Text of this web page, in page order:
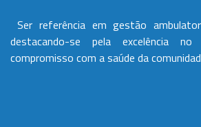
Ser referência em gestão
destacando-se pela excelência
compromisso com a saúde da